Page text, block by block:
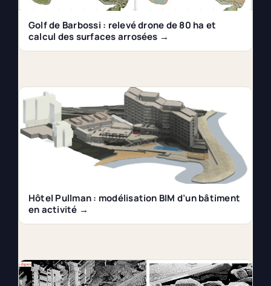
Golf de Barbossi : relevé drone de 80 ha et
calcul des surfaces arrosées →
Hôtel Pullman : modélisation BIM d’un bâtiment
en activité →